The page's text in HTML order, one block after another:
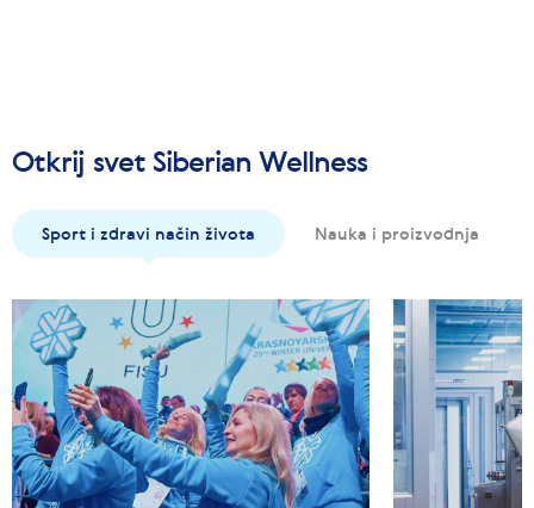
Otkrij svet Siberian Wellness
Sport i zdravi način života Nauka i proizvodnja